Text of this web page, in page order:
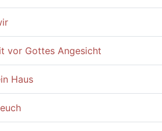
vor Gottes Angesicht
Haus